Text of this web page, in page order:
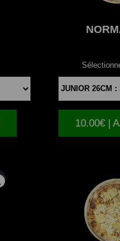
10.00€ |